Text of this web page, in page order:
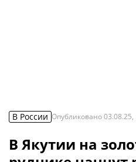
В России Опубликовано03.08.25,
В Якутии на